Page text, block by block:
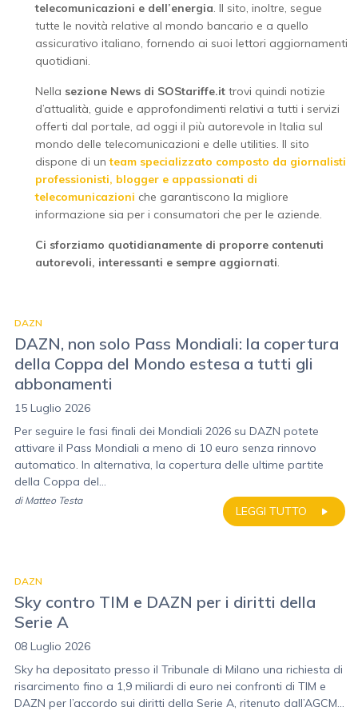
telecomunicazioni e dell’energia. Il sito, inoltre, segue
tutte le novità relative al mondo bancario e a quello
assicurativo italiano, fornendo ai suoi lettori aggiornamenti
quotidiani.
Nella sezione News di SOStariffe.it trovi quindi notizie
d’attualità, guide e approfondimenti relativi a tutti i servizi
offerti dal portale, ad oggi il più autorevole in Italia sul
mondo delle telecomunicazioni e delle utilities. Il sito
dispone di unteam specializzato composto da giornalisti
professionisti, blogger e appassionati di
telecomunicazioni che garantiscono la migliore
informazione sia per i consumatori che per le aziende.
Ci sforziamo quotidianamente di proporre contenuti
autorevoli, interessanti e sempre aggiornati.
DAZN
DAZN, non solo Pass Mondiali: la copertura
della Coppa del Mondo estesa a tutti gli
abbonamenti
15 Luglio 2026
Per seguire le fasi finali dei Mondiali 2026 su DAZN potete
attivare il Pass Mondiali a meno di 10 euro senza rinnovo
automatico. In alternativa, la copertura delle ultime partite
della Coppa del...
LEGGI TUTTO
di Matteo Testa
DAZN
Sky contro TIM e DAZN per i diritti della
Serie A
08 Luglio 2026
Sky ha depositato presso il Tribunale di Milano una richiesta di
risarcimento fino a 1,9 miliardi di euro nei confronti di TIM e
DAZN per l’accordo sui diritti della Serie A, ritenuto dall’AGCM...